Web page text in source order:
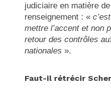
judiciaire en matière de
renseignement : «
mettre l’accent et non
retour des contrôles
nationales ».
Faut-il rétrécir